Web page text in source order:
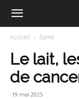
Accueil Santé
Le lait,
de
19 mai 2025